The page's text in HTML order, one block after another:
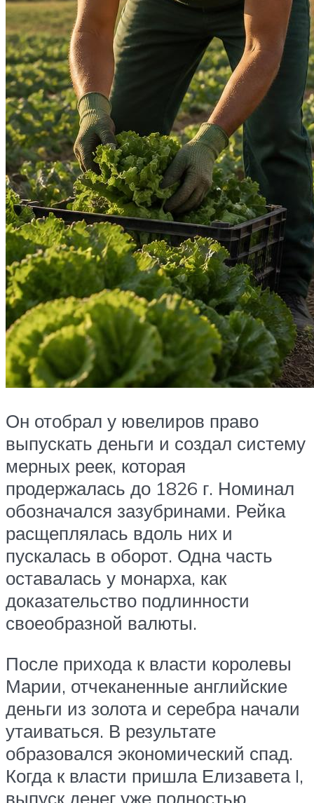
Он отобрал у ювелиров право
выпускать деньги и создал систему
мерных реек, которая
продержалась до 1826 г. Номинал
обозначался зазубринами. Рейка
расщеплялась вдоль них и
пускалась в оборот. Одна часть
оставалась у монарха, как
доказательство подлинности
своеобразной валюты.
После прихода к власти королевы
Марии, отчеканенные английские
деньги из золота и серебра начали
утаиваться. В результате
образовался экономический спад.
Когда к власти пришла Елизавета I,
выпуск денег уже полностью